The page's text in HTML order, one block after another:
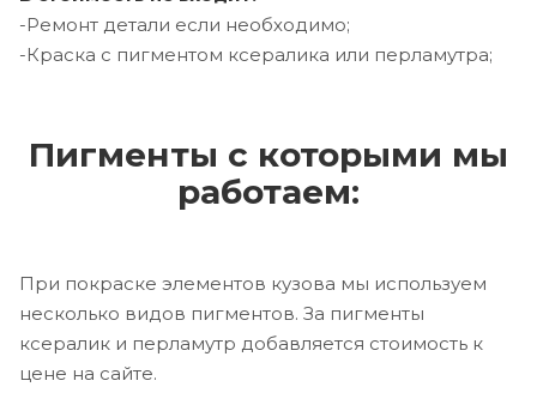
-Ремонт детали если необходимо;
-Краска с пигментом ксералика или перламутра;
Пигменты с которыми мы
работаем:
При покраске элементов кузова мы используем
несколько видов пигментов. За пигменты
ксералик и перламутр добавляется стоимость к
цене на сайте.